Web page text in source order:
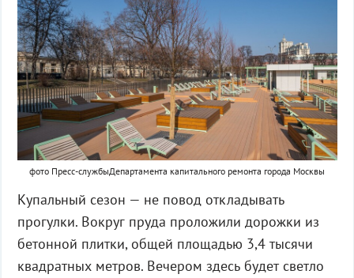
фото Пресс-службыДепартамента капитального ремонта города Москвы
Купальный сезон — не повод откладывать
прогулки. Вокруг пруда проложили дорожки из
бетонной плитки, общей площадью 3,4 тысячи
квадратных метров. Вечером здесь будет светло